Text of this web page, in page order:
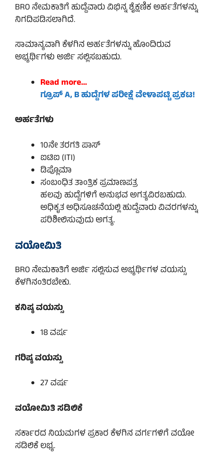
BRO ನೇಮಕಾತಿಗೆ ಹುದ್ದೆವಾರು ವಿಭಿನ್ನ ಶೈಕ್ಷಣಿಕ ಅರ್ಹತೆಗಳನ್ನು
ನಿಗದಿಪಡಿಸಲಾಗಿದೆ.
ಸಾಮಾನ್ಯವಾಗಿ ಕೆಳಗಿನ ಅರ್ಹತೆಗಳನ್ನು ಹೊಂದಿರುವ
ಅಭ್ಯರ್ಥಿಗಳು ಅರ್ಜಿ ಸಲ್ಲಿಸಬಹುದು.
Read more…
ಗ್ರೂಪ್ A, B ಹುದ್ದೆಗಳ ಪರೀಕ್ಷೆ ವೇಳಾಪಟ್ಟಿ ಪ್ರಕಟ!
ಅರ್ಹತೆಗಳು
10ನೇ ತರಗತಿ ಪಾಸ್
ಐಟಿಐ (ITI)
ಡಿಪ್ಲೊಮಾ
ಸಂಬಂಧಿತ ತಾಂತ್ರಿಕ ಪ್ರಮಾಣಪತ್ರ
ಹಲವು ಹುದ್ದೆಗಳಿಗೆ ಅನುಭವ ಅಗತ್ಯವಿರಬಹುದು.
ಅಧಿಕೃತ ಅಧಿಸೂಚನೆಯಲ್ಲಿ ಹುದ್ದೆವಾರು ವಿವರಗಳನ್ನು
ಪರಿಶೀಲಿಸುವುದು ಅಗತ್ಯ.
ವಯೋಮಿತಿ
BRO ನೇಮಕಾತಿಗೆ ಅರ್ಜಿ ಸಲ್ಲಿಸುವ ಅಭ್ಯರ್ಥಿಗಳ ವಯಸ್ಸು
ಕೆಳಗಿನಂತಿರಬೇಕು.
ಕನಿಷ್ಠ ವಯಸ್ಸು
18 ವರ್ಷ
ಗರಿಷ್ಠ ವಯಸ್ಸು
27 ವರ್ಷ
ವಯೋಮಿತಿ ಸಡಿಲಿಕೆ
ಸರ್ಕಾರದ ನಿಯಮಗಳ ಪ್ರಕಾರ ಕೆಳಗಿನ ವರ್ಗಗಳಿಗೆ ವಯೋ
ಸಡಿಲಿಕೆ ಲಭ್ಯ.